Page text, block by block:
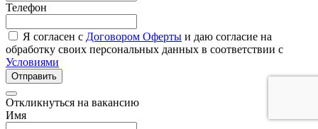
Телефон
Я согласен с Договором Оферты и даю согласие на
обработку своих персональных данных в соответствии с
Условиями
Отправить
Откликнуться на вакансию
Имя